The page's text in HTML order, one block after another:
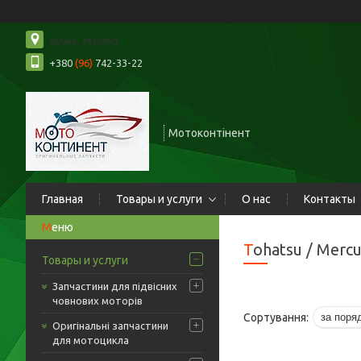
Ірпінь, Україна
+380 (96) 742-33-22
Мотоконтінент
Главная Товары и услуги О нас Контакты
Товары и услуги
Запчастини для підвісних
човнових моторів
Оригінальні запчастини
для мотоцикла
Tohatsu /